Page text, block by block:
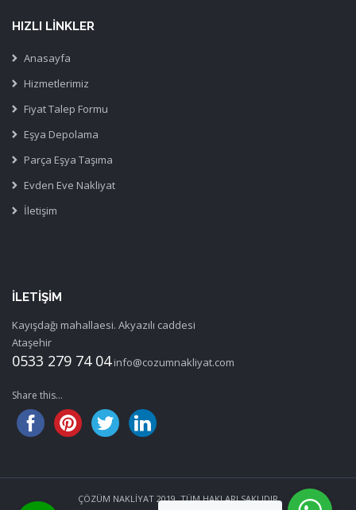
HIZLI LINKLER
Anasayfa
Hizmetlerimiz
Fiyat Talep Formu
Eşya Depolama
Parça Eşya Taşıma
Evden Eve Nakliyat
İletişim
İLETIŞIM
Kayışdağı mahallaesi. Akyazılı caddesi
Ataşehir
0533 279 74 04 info@cozumnakliyat.com
Share this...
ÇÖZÜM NAKLİYAT 2019. TÜM HAKLARI SAKLIDIR